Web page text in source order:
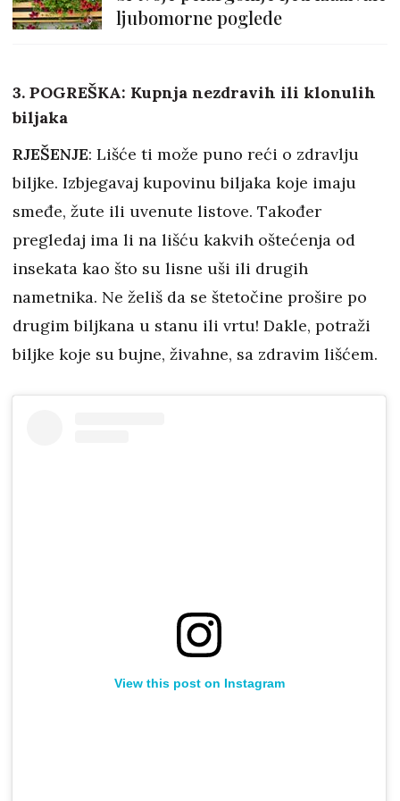
ljubomorne poglede
3. POGREŠKA: Kupnja nezdravih ili klonulih
biljaka
RJEŠENJE: Lišće ti može puno reći o zdravlju
biljke. Izbjegavaj kupovinu biljaka koje imaju
smeđe, žute ili uvenute listove. Također
pregledaj ima li na lišću kakvih oštećenja od
insekata kao što su lisne uši ili drugih
nametnika. Ne želiš da se štetočine prošire po
drugim biljkana u stanu ili vrtu! Dakle, potraži
biljke koje su bujne, živahne, sa zdravim lišćem.
View this post on Instagram